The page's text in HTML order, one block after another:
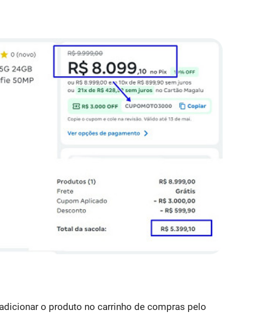
o produto no carrinho de compras pelo